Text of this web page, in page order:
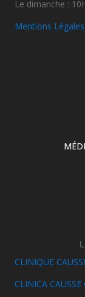
Le dimanche :
Mentions Légales
CLINIQUE
CLINICA